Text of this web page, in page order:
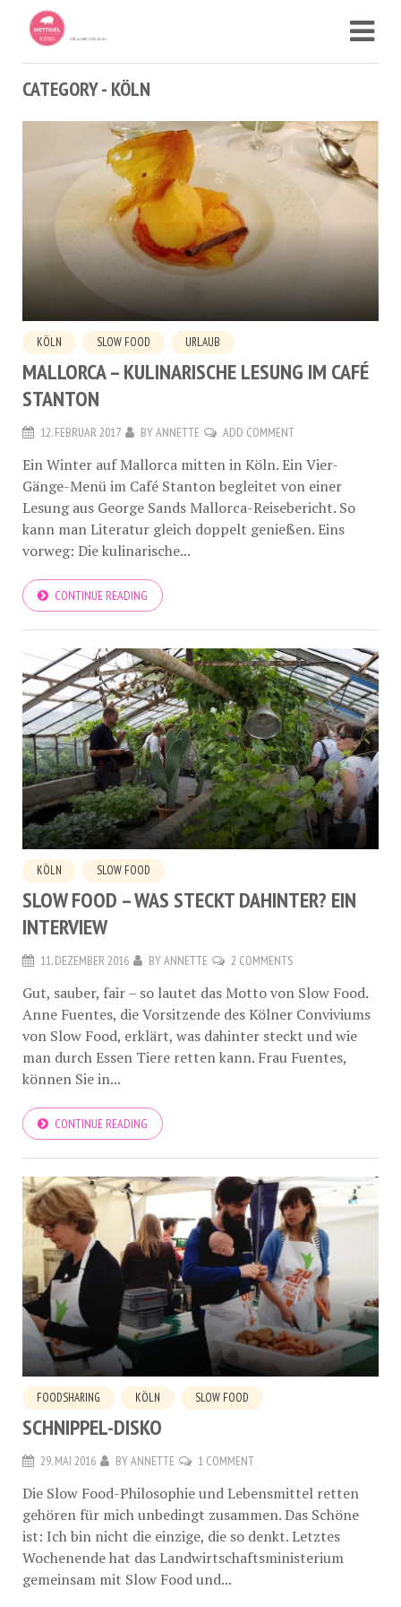
CATEGORY - KÖLN
KÖLN SLOW FOOD URLAUB
MALLORCA – KULINARISCHE LESUNG IM CAFÉ
STANTON
12. FEBRUAR 2017 BYANNETTE ADD COMMENT
Ein Winter auf Mallorca mitten in Köln. Ein Vier-
Gänge-Menü im Café Stanton begleitet von einer
Lesung aus George Sands Mallorca-Reisebericht. So
kann man Literatur gleich doppelt genießen. Eins
vorweg: Die kulinarische...
CONTINUE READING
KÖLN SLOW FOOD
SLOW FOOD – WAS STECKT DAHINTER? EIN
INTERVIEW
11. DEZEMBER 2016 BYANNETTE 2 COMMENTS
Gut, sauber, fair – so lautet das Motto von Slow Food.
Anne Fuentes, die Vorsitzende des Kölner Conviviums
von Slow Food, erklärt, was dahinter steckt und wie
man durch Essen Tiere retten kann. Frau Fuentes,
können Sie in...
CONTINUE READING
FOODSHARING KÖLN SLOW FOOD
SCHNIPPEL-DISKO
29. MAI 2016 BYANNETTE 1 COMMENT
Die Slow Food-Philosophie und Lebensmittel retten
gehören für mich unbedingt zusammen. Das Schöne
ist: Ich bin nicht die einzige, die so denkt. Letztes
Wochenende hat das Landwirtschaftsministerium
gemeinsam mit Slow Food und...